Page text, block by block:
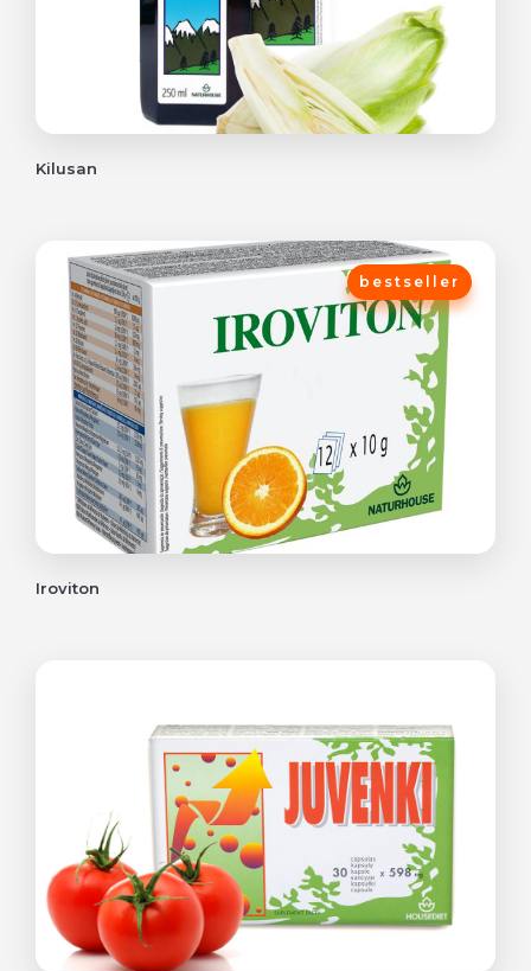
Kilusan
bestseller
Iroviton